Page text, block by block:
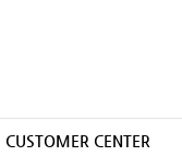
CUSTOMER CENTER